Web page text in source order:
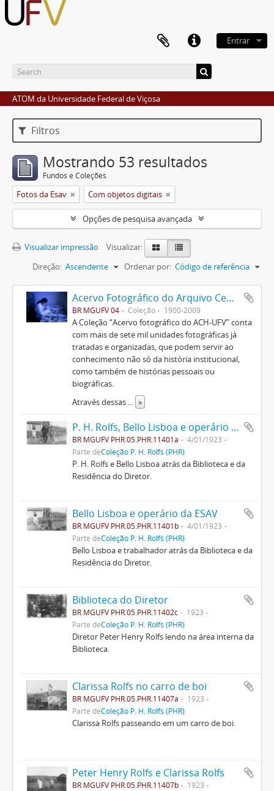
Entrar
ATOM da Universidade Federal de Viçosa
Filtros
Mostrando 53 resultados
Fundos e Coleções
Fotos da Esav Com objetos digitais
Opções de pesquisa avançada
Visualizar impressão
Visualizar:
Ordenar por: Código de referência
Direção: Ascendente
Acervo Fotográfico do Arquivo Central Histórico da UFV
BR MGUFV 04 Coleção 1900-2009
A Coleção “Acervo fotográfico do ACH-UFV” conta
com mais de sete mil unidades fotográficas já
tratadas e organizadas, que podem servir ao
conhecimento não só da história institucional,
como também de histórias pessoais ou
biográficas.
Através dessas
»
P. H. Rolfs, Bello Lisboa e operário da ESAV
BR MGUFV PHR.05.PHR.11401a
4/01/1923
Parte deColeção P. H. Rolfs (PHR)
P. H. Rolfs e Bello Lisboa atrás da Biblioteca e da
Residência do Diretor.
Bello Lisboa e operário da ESAV
BR MGUFV PHR.05.PHR.11401b
4/01/1923
Parte deColeção P. H. Rolfs (PHR)
Bello Lisboa e trabalhador atrás da Biblioteca e da
Residência do Diretor.
Biblioteca do Diretor
BR MGUFV PHR.05.PHR.11402c
1923
Parte deColeção P. H. Rolfs (PHR)
Diretor Peter Henry Rolfs lendo na área interna da
Biblioteca.
Clarissa Rolfs no carro de boi
BR MGUFV PHR.05.PHR.11407a
1923
Parte deColeção P. H. Rolfs (PHR)
Clarissa Rolfs passeando em um carro de boi.
Peter Henry Rolfs e Clarissa Rolfs
BR MGUFV PHR.05.PHR.11407b
1923